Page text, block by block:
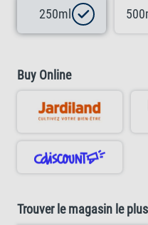
250ml
Buy Online
Trouver le magasin le